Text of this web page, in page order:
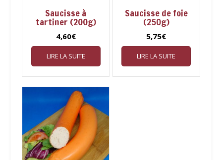
Saucisse à
tartiner (200g)
4,60€
LIRE LA SUITE
Saucisse de foie
(250g)
5,75€
LIRE LA SUITE